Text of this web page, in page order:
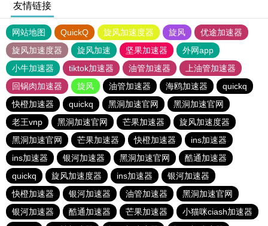
友情链接
网站地图 QuickQ 旋风加速度器 旋风
优途加速器
旋风加速度器
旋风加速 坚果加速器
外网app
小牛加速器
tiktok加速器 油管加速器
上油管加速器
回锅肉加速器
旋风 油管加速器 海鸥加速器
quickq
快橙加速器
quickq 黑洞加速官网
黑洞加速官网
老王vnp
黑洞加速官网 芒果加速器
旋风加速度器
黑洞加速官网
芒果加速器 快橙加速器
ins加速器
ins加速器
银河加速器 黑洞加速官网
酷通加速器
quickq
旋风加速度器 ins加速器
银河加速器
快橙加速器
银河加速器 油管加速器
黑洞加速官网
银河加速器
酷通加速器 芒果加速器
小猫咪ciash加速器